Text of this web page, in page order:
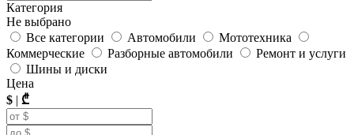
Категория
Не выбрано
Все категории
Автомобили
Мототехника
Коммерческие
Разборные автомобили
Ремонт и услуги
Шины и диски
Цена
$ | ₾